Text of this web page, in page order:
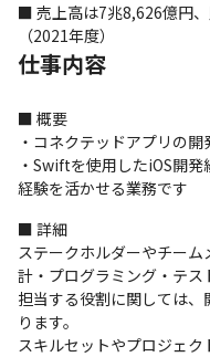
■ 売上高は7兆8,626億円
（2021年度）
仕事内容
■ 概要
・コネクテッドアプリの
・Swiftを使用したiOS開
経験を活かせる業務です
■ 詳細
ステークホルダーやチー
計・プログラミング・テス
担当する役割に関しては
ります。
スキルセットやプロジェク